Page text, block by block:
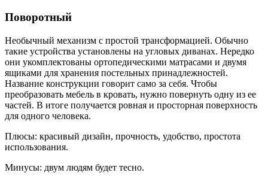
Поворотный
Необычный механизм с простой трансформацией. Обычно
такие устройства установлены на угловых диванах. Нередко
они укомплектованы ортопедическими матрасами и двумя
ящиками для хранения постельных принадлежностей.
Название конструкции говорит само за себя. Чтобы
преобразовать мебель в кровать, нужно повернуть одну из ее
частей. В итоге получается ровная и просторная поверхность
для одного человека.
Плюсы: красивый дизайн, прочность, удобство, простота
использования.
Минусы: двум людям будет тесно.